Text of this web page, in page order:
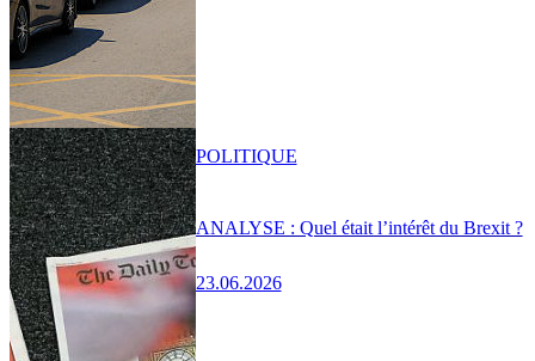
ANALYSE : Quel était l’intérêt du Brexit ?
23.06.2026
POLITIQUE